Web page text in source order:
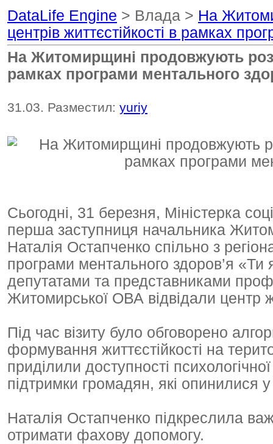
DataLife Engine > Влада > На
центрів життєстійкості в рамках
На Житомирщині продовжують
рамках програми ментального
31.03. Разместил: yuriy
Сьогодні, 31 березня, Міністерка
перша заступниця начальника
Наталія Остапченко спільно з
програми ментального здоров’я
депутатами та представниками
Житомирської ОВА відвідали центр
Під час візиту було обговорено
формування життєстійкості на
приділили доступності
підтримки громадян, які опинилися
Наталія Остапченко підкреслила
отримати фахову допомогу.